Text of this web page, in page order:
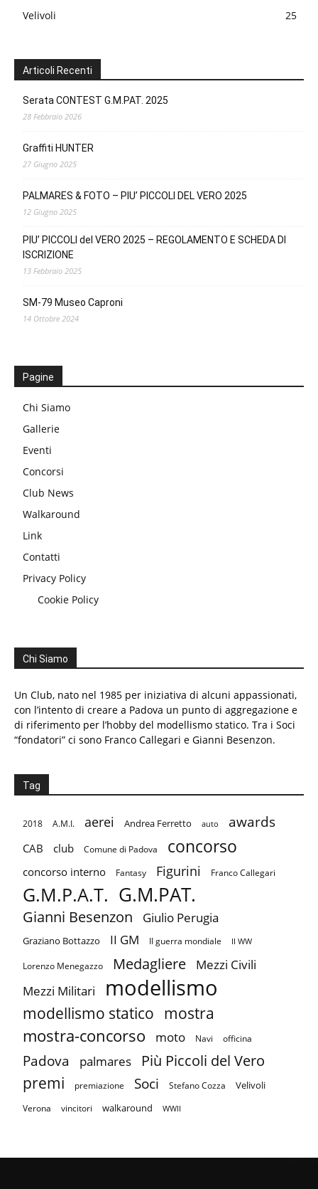
Velivoli
25
Articoli Recenti
Serata CONTEST G.M.PAT. 2025
28 Febbraio 2026
Graffiti HUNTER
27 Giugno 2025
PALMARES & FOTO – PIU’ PICCOLI DEL VERO 2025
12 Giugno 2025
PIU’ PICCOLI del VERO 2025 – REGOLAMENTO E SCHEDA DI
ISCRIZIONE
13 Febbraio 2025
SM-79 Museo Caproni
14 Ottobre 2024
Pagine
Chi Siamo
Gallerie
Eventi
Concorsi
Club News
Walkaround
Link
Contatti
Privacy Policy
Cookie Policy
Chi Siamo
Un Club, nato nel 1985 per iniziativa di alcuni appassionati,
con l’intento di creare a Padova un punto di aggregazione e
di riferimento per l’hobby del modellismo statico. Tra i Soci
“fondatori” ci sono Franco Callegari e Gianni Besenzon.
Tag
2018 A.M.I. aerei Andrea Ferretto auto awards
CAB club Comune di Padova concorso
concorso interno Fantasy Figurini Franco Callegari
G.M.P.A.T. G.M.PAT.
Gianni Besenzon Giulio Perugia
Graziano Bottazzo II GM II guerra mondiale II WW
Lorenzo Menegazzo Medagliere Mezzi Civili
Mezzi Militari modellismo
modellismo statico mostra
mostra-concorso moto Navi officina
Padova palmares Più Piccoli del Vero
premi premiazione Soci Stefano Cozza Velivoli
Verona vincitori walkaround WWII